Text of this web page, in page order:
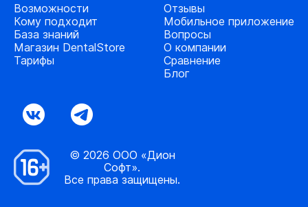
Возможности
Кому подходит
База знаний
Магазин DentalStore
Тарифы
Отзывы
Мобильное приложение
Вопросы
О компании
Сравнение
Блог
© 2026 ООО «Дион
Софт».
Все права защищены.